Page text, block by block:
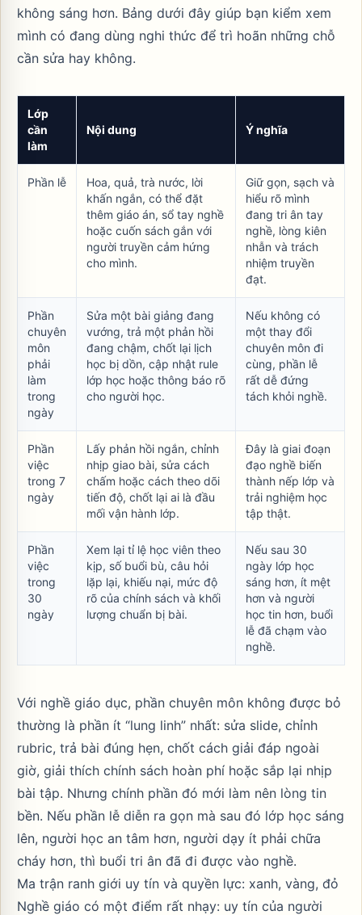
không sáng hơn. Bảng dưới đây giúp bạn kiểm xem
mình có đang dùng nghi thức để trì hoãn những chỗ
cần sửa hay không.
Lớp
cần
làm
Nội dung Ý nghĩa
Phần lễ
Hoa, quả, trà nước, lời
khấn ngắn, có thể đặt
thêm giáo án, sổ tay nghề
hoặc cuốn sách gắn với
người truyền cảm hứng
cho mình.
Giữ gọn, sạch và
hiểu rõ mình
đang tri ân tay
nghề, lòng kiên
nhẫn và trách
nhiệm truyền
đạt.
Phần
chuyên
môn
phải
làm
trong
ngày
Sửa một bài giảng đang
vướng, trả một phản hồi
đang chậm, chốt lại lịch
học bị dồn, cập nhật rule
lớp học hoặc thông báo rõ
cho người học.
Nếu không có
một thay đổi
chuyên môn đi
cùng, phần lễ
rất dễ đứng
tách khỏi nghề.
Phần
việc
trong 7
ngày
Lấy phản hồi ngắn, chỉnh
nhịp giao bài, sửa cách
chấm hoặc cách theo dõi
tiến độ, chốt lại ai là đầu
mối vận hành lớp.
Đây là giai đoạn
đạo nghề biến
thành nếp lớp và
trải nghiệm học
tập thật.
Phần
việc
trong
30
ngày
Xem lại tỉ lệ học viên theo
kịp, số buổi bù, câu hỏi
lặp lại, khiếu nại, mức độ
rõ của chính sách và khối
lượng chuẩn bị bài.
Nếu sau 30
ngày lớp học
sáng hơn, ít mệt
hơn và người
học tin hơn, buổi
lễ đã chạm vào
nghề.
Với nghề giáo dục, phần chuyên môn không được bỏ
thường là phần ít “lung linh” nhất: sửa slide, chỉnh
rubric, trả bài đúng hẹn, chốt cách giải đáp ngoài
giờ, giải thích chính sách hoàn phí hoặc sắp lại nhịp
bài tập. Nhưng chính phần đó mới làm nên lòng tin
bền. Nếu phần lễ diễn ra gọn mà sau đó lớp học sáng
lên, người học an tâm hơn, người dạy ít phải chữa
cháy hơn, thì buổi tri ân đã đi được vào nghề.
Ma trận ranh giới uy tín và quyền lực: xanh, vàng, đỏ
Nghề giáo có một điểm rất nhạy: uy tín của người